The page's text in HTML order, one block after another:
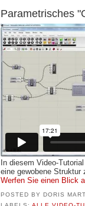
Parametrisches
In diesem Video-
eine gewobene Struktur
Werfen Sie einen Blick
POSTED BY DORIS